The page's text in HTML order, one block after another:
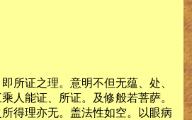
所证之理。意明不但无蕴、处、
人能证、所证。及修般若菩萨。
得理亦无。盖法性如空。以眼病